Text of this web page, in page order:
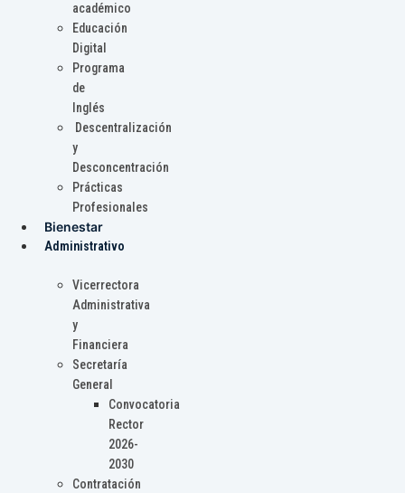
académico
Educación
Digital
Programa
de
Inglés
Descentralización
y
Desconcentración
Prácticas
Profesionales
Bienestar
Administrativo
Vicerrectora
Administrativa
y
Financiera
Secretaría
General
Convocatoria
Rector
2026-
2030
Contratación